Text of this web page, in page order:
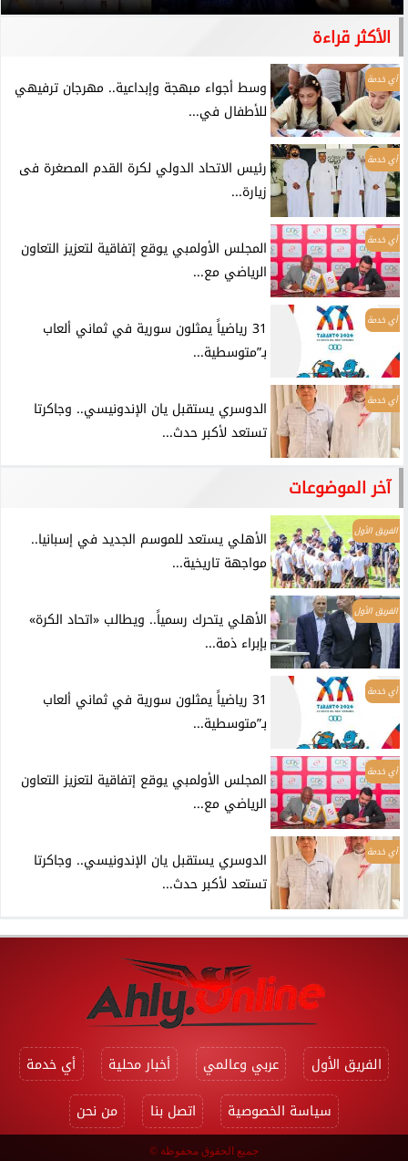
الأكثر قراءة
أي خدمة
وسط أجواء مبهجة وإبداعية.. مهرجان ترفيهي
للأطفال في...
أي خدمة
رئيس الاتحاد الدولي لكرة القدم المصغرة فى
زيارة...
أي خدمة
المجلس الأولمبي يوقع إتفاقية لتعزيز التعاون
الرياضي مع...
أي خدمة
31 رياضياً يمثلون سورية في ثماني ألعاب
بـ”متوسطية...
أي خدمة
الدوسري يستقبل يان الإندونيسي.. وجاكرتا
تستعد لأكبر حدث...
آخر الموضوعات
الفريق الأول
الأهلي يستعد للموسم الجديد في إسبانيا..
مواجهة تاريخية...
الفريق الأول
الأهلي يتحرك رسمياً.. ويطالب «اتحاد الكرة»
بإبراء ذمة...
أي خدمة
31 رياضياً يمثلون سورية في ثماني ألعاب
بـ”متوسطية...
أي خدمة
المجلس الأولمبي يوقع إتفاقية لتعزيز التعاون
الرياضي مع...
أي خدمة
الدوسري يستقبل يان الإندونيسي.. وجاكرتا
تستعد لأكبر حدث...
الفريق الأول عربي وعالمي أخبار محلية
أي خدمة
سياسة الخصوصية
اتصل بنا من نحن
جميع الحقوق محفوظة ©